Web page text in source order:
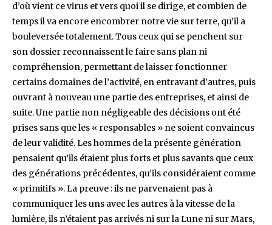
d’où vient ce virus et vers quoi il se dirige, et combien de
temps il va encore encombrer notre vie sur terre, qu’il a
bouleversée totalement. Tous ceux qui se penchent sur
son dossier reconnaissent le faire sans plan ni
compréhension, permettant de laisser fonctionner
certains domaines de l’activité, en entravant d’autres, puis
ouvrant à nouveau une partie des entreprises, et ainsi de
suite. Une partie non négligeable des décisions ont été
prises sans que les « responsables » ne soient convaincus
de leur validité. Les hommes de la présente génération
pensaient qu’ils étaient plus forts et plus savants que ceux
des générations précédentes, qu’ils considéraient comme
« primitifs ». La preuve : ils ne parvenaient pas à
communiquer les uns avec les autres à la vitesse de la
lumière, ils n’étaient pas arrivés ni sur la Lune ni sur Mars,